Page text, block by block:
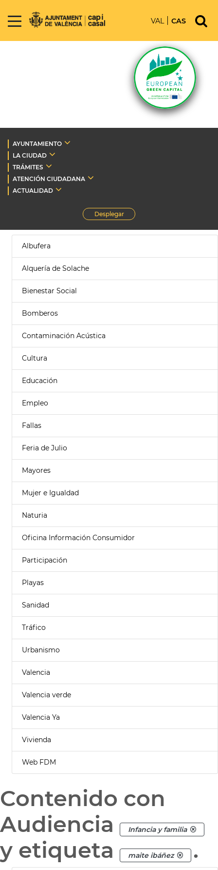
VAL CAS
AYUNTAMIENTO
LA CIUDAD
TRÁMITES
ATENCIÓN CIUDADANA
ACTUALIDAD
Desplegar
Albufera
Alquería de Solache
Bienestar Social
Bomberos
Contaminación Acústica
Cultura
Educación
Empleo
Fallas
Feria de Julio
Mayores
Mujer e Igualdad
Naturia
Oficina Información Consumidor
Participación
Playas
Sanidad
Tráfico
Urbanismo
Valencia
Valencia verde
Valencia Ya
Vivienda
Web FDM
Contenido con
Audiencia
Infancia y familia
y etiqueta maite ibáñez .